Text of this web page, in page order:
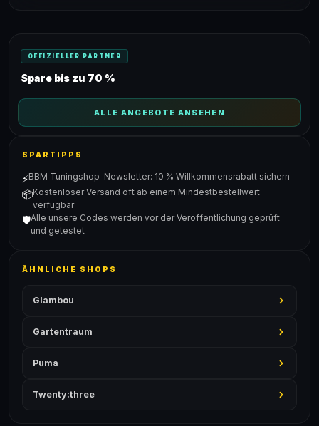
OFFIZIELLER PARTNER
Spare bis zu 70 %
ALLE ANGEBOTE ANSEHEN
SPARTIPPS
⚡BBM Tuningshop-Newsletter: 10 % Willkommensrabatt sichern
📦Kostenloser Versand oft ab einem Mindestbestellwert
verfügbar
🛡️Alle unsere Codes werden vor der Veröffentlichung geprüft
und getestet
ÄHNLICHE SHOPS
Glambou
Gartentraum
Puma
Twenty:three